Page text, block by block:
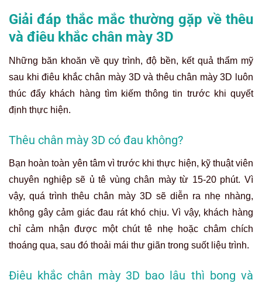
Giải đáp thắc mắc thường gặp về thêu
và điêu khắc chân mày 3D
Những băn khoăn về quy trình, độ bền, kết quả thẩm mỹ
sau khi điêu khắc chân mày 3D và thêu chân mày 3D luôn
thúc đẩy khách hàng tìm kiếm thông tin trước khi quyết
định thực hiện.
Thêu chân mày 3D có đau không?
Bạn hoàn toàn yên tâm vì trước khi thực hiện, kỹ thuật viên
chuyên nghiệp sẽ ủ tê vùng chân mày từ 15-20 phút. Vì
vậy, quá trình thêu chân mày 3D sẽ diễn ra nhẹ nhàng,
không gây cảm giác đau rát khó chịu. Vì vậy, khách hàng
chỉ cảm nhận được một chút tê nhẹ hoặc châm chích
thoáng qua, sau đó thoải mái thư giãn trong suốt liệu trình.
Điêu khắc chân mày 3D bao lâu thì bong và